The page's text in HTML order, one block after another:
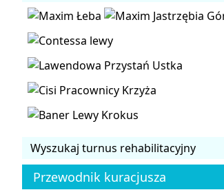
Wyszukaj turnus rehabilitacyjny
Przewodnik kuracjusza